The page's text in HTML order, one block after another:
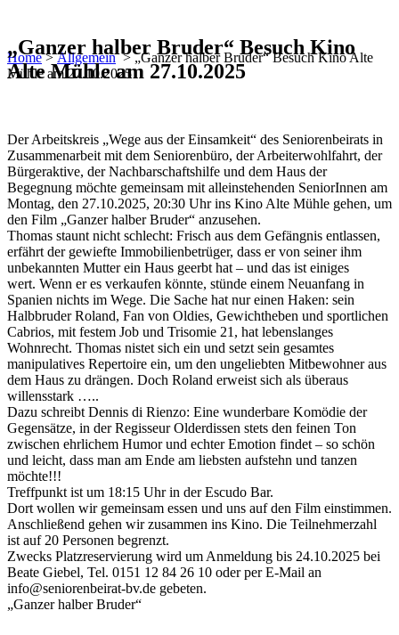
Home>Allgemein >„Ganzer halber Bruder“ Besuch Kino Alte
Mühle am 27.10.2025
„Ganzer halber Bruder“ Besuch Kino
Alte Mühle am 27.10.2025
Der Arbeitskreis „Wege aus der Einsamkeit“ des Seniorenbeirats in
Zusammenarbeit mit dem Seniorenbüro, der Arbeiterwohlfahrt, der
Bürgeraktive, der Nachbarschaftshilfe und dem Haus der
Begegnung möchte gemeinsam mit alleinstehenden SeniorInnen am
Montag, den 27.10.2025, 20:30 Uhr ins Kino Alte Mühle gehen, um
den Film „Ganzer halber Bruder“ anzusehen.
Thomas staunt nicht schlecht: Frisch aus dem Gefängnis entlassen,
erfährt der gewiefte Immobilienbetrüger, dass er von seiner ihm
unbekannten Mutter ein Haus geerbt hat – und das ist einiges
wert. Wenn er es verkaufen könnte, stünde einem Neuanfang in
Spanien nichts im Wege. Die Sache hat nur einen Haken: sein
Halbbruder Roland, Fan von Oldies, Gewichtheben und sportlichen
Cabrios, mit festem Job und Trisomie 21, hat lebenslanges
Wohnrecht. Thomas nistet sich ein und setzt sein gesamtes
manipulatives Repertoire ein, um den ungeliebten Mitbewohner aus
dem Haus zu drängen. Doch Roland erweist sich als überaus
willensstark …..
Dazu schreibt Dennis di Rienzo: Eine wunderbare Komödie der
Gegensätze, in der Regisseur Olderdissen stets den feinen Ton
zwischen ehrlichem Humor und echter Emotion findet – so schön
und leicht, dass man am Ende am liebsten aufstehn und tanzen
möchte!!!
Treffpunkt ist um 18:15 Uhr in der Escudo Bar.
Dort wollen wir gemeinsam essen und uns auf den Film einstimmen.
Anschließend gehen wir zusammen ins Kino. Die Teilnehmerzahl
ist auf 20 Personen begrenzt.
Zwecks Platzreservierung wird um Anmeldung bis 24.10.2025 bei
Beate Giebel, Tel. 0151 12 84 26 10 oder per E-Mail an
info@seniorenbeirat-bv.de gebeten.
„Ganzer halber Bruder“